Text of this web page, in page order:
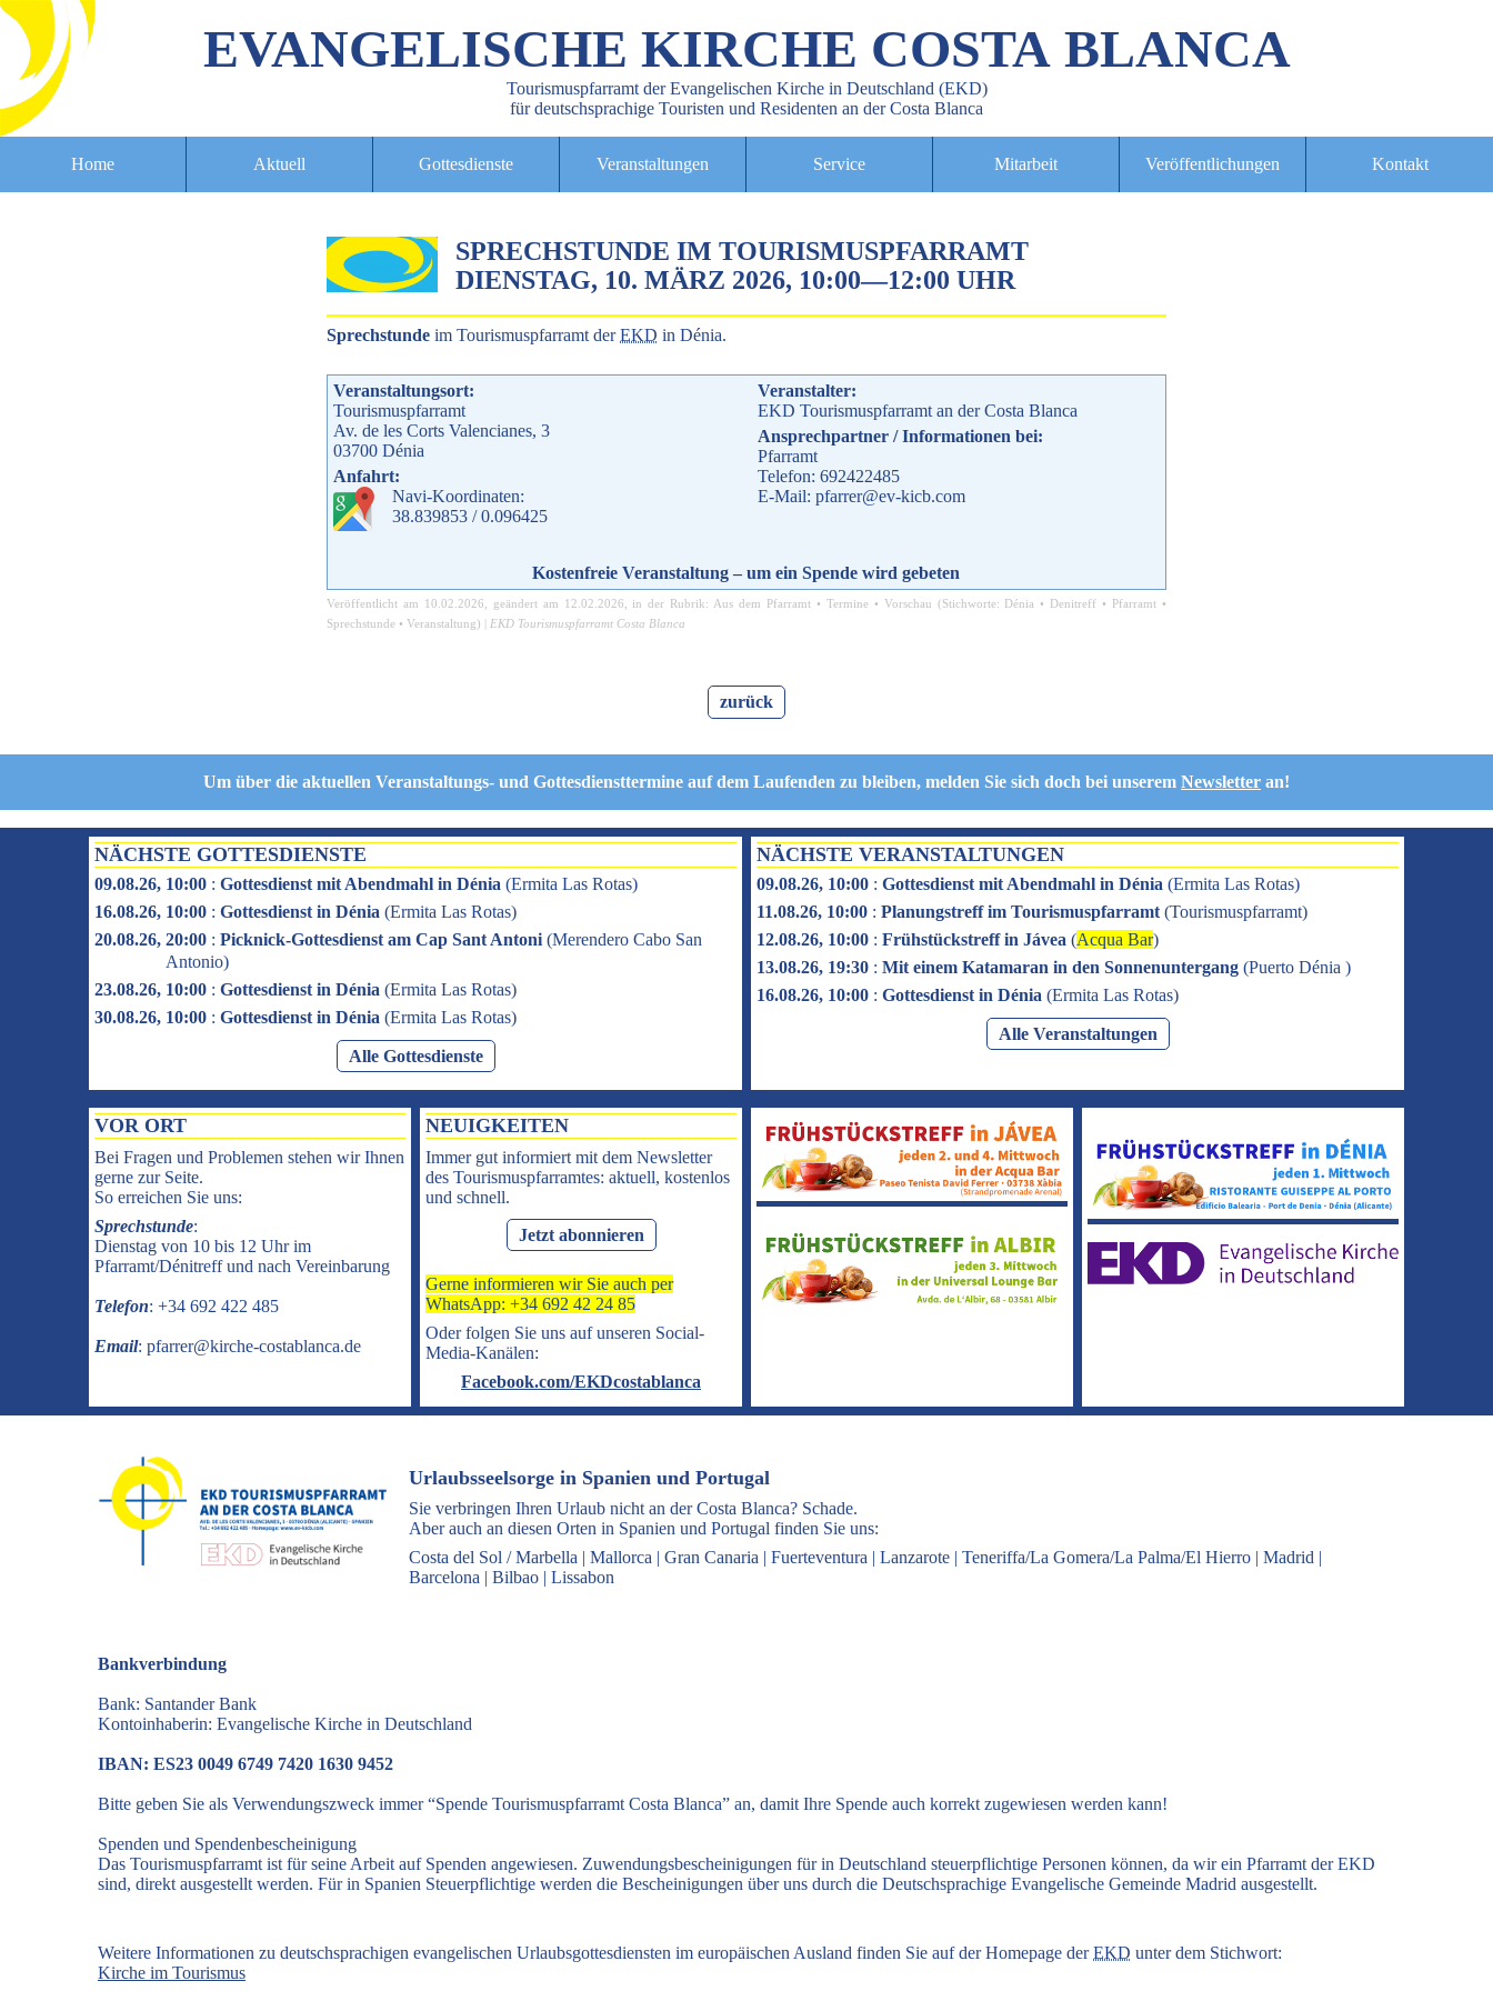
EVANGELISCHE KIRCHE COSTA BLANCA
Tourismuspfarramt der Evangelischen Kirche in Deutschland (EKD)
für deutschsprachige Touristen und Residenten an der Costa Blanca
Home Aktuell Gottesdienste Veranstaltungen Service Mitarbeit Veröffentlichungen Kontakt
SPRECHSTUNDE IM TOURISMUSPFARRAMT
DIENSTAG, 10. MÄRZ 2026, 10:00—12:00 UHR
Sprechstunde im Tourismuspfarramt derEKD in Dénia.
Veranstaltungsort:
Tourismuspfarramt
Av. de les Corts Valencianes, 3
03700 Dénia
Anfahrt:
Navi-Koordinaten:
38.839853 / 0.096425
Veranstalter:
EKD Tourismuspfarramt an der Costa Blanca
Ansprechpartner / Informationen bei:
Pfarramt
Telefon: 692422485
E-Mail: pfarrer@ev-kicb.com
Kostenfreie Veranstaltung – um ein Spende wird gebeten
Veröffentlicht am 10.02.2026 , geändert am 12.02.2026 , in der Rubrik: Aus dem Pfarramt • Termine• Vorschau (Stichworte: Dénia • Denitreff • Pfarramt •
Sprechstunde • Veranstaltung) | EKD Tourismuspfarramt Costa Blanca
zurück
Um über die aktuellen Veranstaltungs- und Gottesdiensttermine auf dem Laufenden zu bleiben, melden Sie sich doch bei unserem Newsletter an!
NÄCHSTE GOTTESDIENSTE
09.08.26, 10:00 : Gottesdienst mit Abendmahl in Dénia (Ermita Las Rotas)
16.08.26, 10:00 : Gottesdienst in Dénia (Ermita Las Rotas)
20.08.26, 20:00 : Picknick-Gottesdienst am Cap Sant Antoni (Merendero Cabo San
Antonio)
23.08.26, 10:00 : Gottesdienst in Dénia (Ermita Las Rotas)
30.08.26, 10:00 : Gottesdienst in Dénia (Ermita Las Rotas)
Alle Gottesdienste
NÄCHSTE VERANSTALTUNGEN
09.08.26, 10:00 : Gottesdienst mit Abendmahl in Dénia (Ermita Las Rotas)
11.08.26, 10:00 : Planungstreff im Tourismuspfarramt (Tourismuspfarramt)
12.08.26, 10:00 : Frühstückstreff in Jávea (Acqua Bar)
13.08.26, 19:30 : Mit einem Katamaran in den Sonnenuntergang (Puerto Dénia )
16.08.26, 10:00 : Gottesdienst in Dénia (Ermita Las Rotas)
Alle Veranstaltungen
VOR ORT
Bei Fragen und Problemen stehen wir Ihnen
gerne zur Seite.
So erreichen Sie uns:
Sprechstunde:
Dienstag von 10 bis 12 Uhr im
Pfarramt/Dénitreff und nach Vereinbarung
Telefon: +34 692 422 485
Email: pfarrer@kirche-costablanca.de
NEUIGKEITEN
Immer gut informiert mit dem Newsletter
des Tourismuspfarramtes: aktuell, kostenlos
und schnell.
Jetzt abonnieren
Gerne informieren wir Sie auch per
WhatsApp: +34 692 42 24 85
Oder folgen Sie uns auf unseren Social-
Media-Kanälen:
Facebook.com/EKDcostablanca
Urlaubsseelsorge in Spanien und Portugal
Sie verbringen Ihren Urlaub nicht an der Costa Blanca? Schade.
Aber auch an diesen Orten in Spanien und Portugal finden Sie uns:
Costa del Sol / Marbella | Mallorca | Gran Canaria | Fuerteventura | Lanzarote | Teneriffa/La Gomera/La Palma/El Hierro | Madrid |
Barcelona | Bilbao | Lissabon
Bankverbindung
Bank: Santander Bank
Kontoinhaberin: Evangelische Kirche in Deutschland
IBAN: ES23 0049 6749 7420 1630 9452
Bitte geben Sie als Verwendungszweck immer “Spende Tourismuspfarramt Costa Blanca” an, damit Ihre Spende auch korrekt zugewiesen werden kann!
Spenden und Spendenbescheinigung
Das Tourismuspfarramt ist für seine Arbeit auf Spenden angewiesen. Zuwendungsbescheinigungen für in Deutschland steuerpflichtige Personen können, da wir ein Pfarramt der EKD
sind, direkt ausgestellt werden. Für in Spanien Steuerpflichtige werden die Bescheinigungen über uns durch die Deutschsprachige Evangelische Gemeinde Madrid ausgestellt.
Weitere Informationen zu deutschsprachigen evangelischen Urlaubsgottesdiensten im europäischen Ausland finden Sie auf der Homepage derEKD unter dem Stichwort:
Kirche im Tourismus